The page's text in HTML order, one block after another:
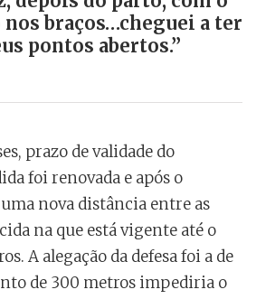
braços…cheguei a ter
pontos abertos.”
prazo de validade do
foi renovada e após o
nova distância entre as
na que está vigente até o
A alegação da defesa foi a de
de 300 metros impediria o